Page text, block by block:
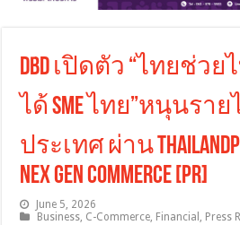
DBD เปิดตัว “ไทยช่ว
ได้ SME ไทย”หนุนราย
ประเทศ ผ่าน
Nex Gen Commerce [PR]
June 5, 2026
Business, C-Commerce, Financial , Press